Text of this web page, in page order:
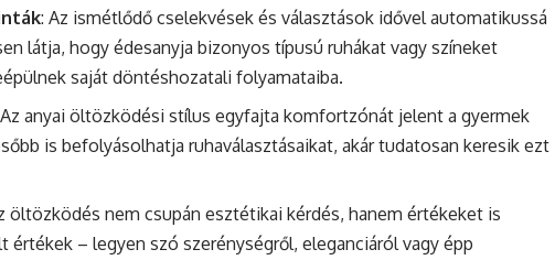
: Az ismétlődő cselekvések és választások idővel automatikussá
látja, hogy édesanyja bizonyos típusú ruhákat vagy színeket
saját döntéshozatali folyamataiba.
anyai öltözködési stílus egyfajta komfortzónát jelent a gyermek
is befolyásolhatja ruhaválasztásaikat, akár tudatosan keresik ezt
öltözködés nem csupán esztétikai kérdés, hanem értékeket is
értékek – legyen szó szerénységről, eleganciáról vagy épp